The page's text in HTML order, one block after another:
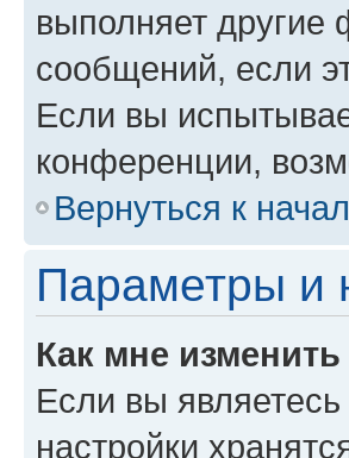
выполняет другие
сообщений, если
Если вы
конференции,
Вернуться к
Параметры и
Как мне
Если вы
настройки